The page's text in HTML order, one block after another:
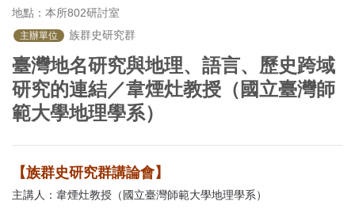
地點：本所802研討室
主辦單位 族群史研究群
臺灣地名研究與地理、語言、歷史跨域
研究的連結／韋煙灶教授（國立臺灣師
範大學地理學系）
【族群史研究群講論會】
主講人：韋煙灶教授（國立臺灣師範大學地理學系）